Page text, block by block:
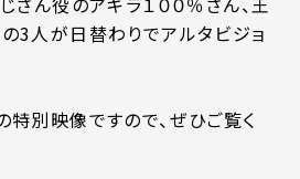
3人が日替わりでアルタビジョ
別映像ですので、ぜひご覧く